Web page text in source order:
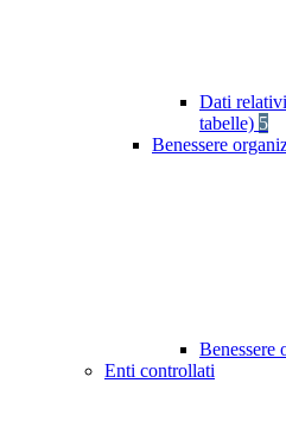
Dati
tabelle) 5
Benessere
Benessere
Enti controllati